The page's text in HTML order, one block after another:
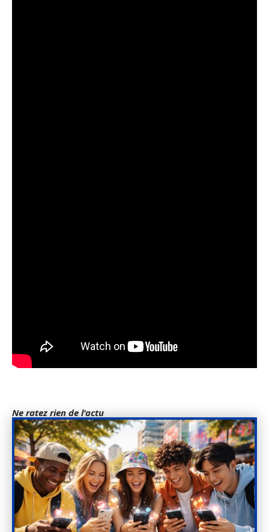
Ne ratez rien de l'actu